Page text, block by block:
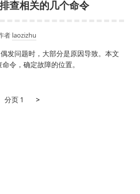
过
查相关的几个命令
者 laozizhu
发问题时，大部分是原因导致。本文
令，确定故障的位置。
分页 1
下
>